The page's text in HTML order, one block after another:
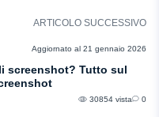
ARTICOLO SUCCESSIVO
Aggiornato al 21 gennaio 2026
screenshot? Tutto sul
30854 vista 0